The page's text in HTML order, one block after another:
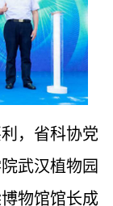
，省科协党
武汉植物园
物馆馆长成